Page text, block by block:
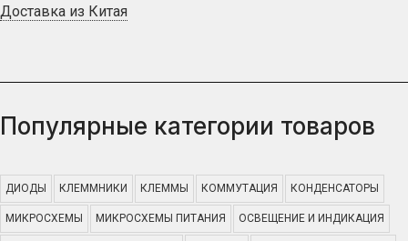
Доставка из Китая
Популярные категории товаров
ДИОДЫ КЛЕММНИКИ КЛЕММЫ КОММУТАЦИЯ КОНДЕНСАТОРЫ
МИКРОСХЕМЫ МИКРОСХЕМЫ ПИТАНИЯ ОСВЕЩЕНИЕ И ИНДИКАЦИЯ